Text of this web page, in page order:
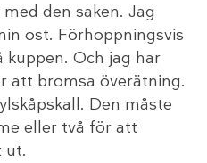
den saken. Jag
ost. Förhoppningsvis
kuppen. Och jag har
att bromsa överätning.
Den måste
eller två för att
ut.